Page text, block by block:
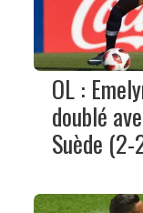
OL :
doublé
Suède (2-